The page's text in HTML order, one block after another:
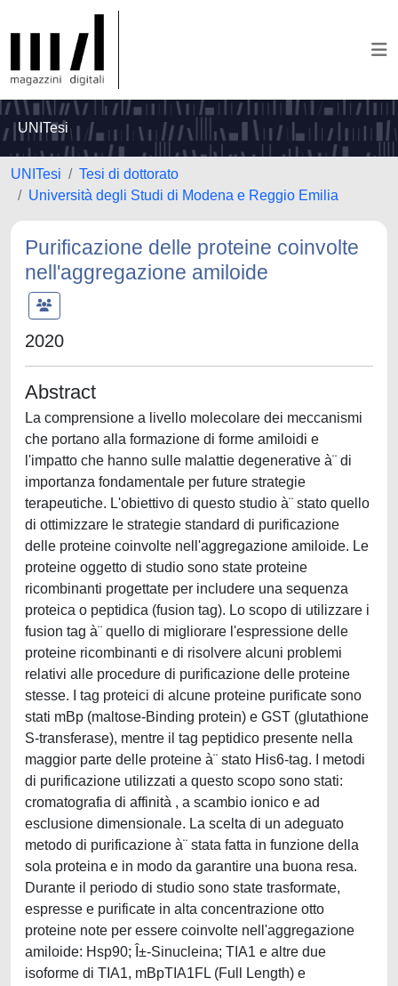
UNITesi
UNITesi
Tesi di dottorato
Università degli Studi di Modena e Reggio Emilia
Purificazione delle proteine coinvolte
nell'aggregazione amiloide
2020
Abstract
La comprensione a livello molecolare dei meccanismi
che portano alla formazione di forme amiloidi e
l'impatto che hanno sulle malattie degenerative à¨ di
importanza fondamentale per future strategie
terapeutiche. L'obiettivo di questo studio à¨ stato quello
di ottimizzare le strategie standard di purificazione
delle proteine coinvolte nell'aggregazione amiloide. Le
proteine oggetto di studio sono state proteine
ricombinanti progettate per includere una sequenza
proteica o peptidica (fusion tag). Lo scopo di utilizzare i
fusion tag à¨ quello di migliorare l'espressione delle
proteine ricombinanti e di risolvere alcuni problemi
relativi alle procedure di purificazione delle proteine
stesse. I tag proteici di alcune proteine purificate sono
stati mBp (maltose-Binding protein) e GST (glutathione
S-transferase), mentre il tag peptidico presente nella
maggior parte delle proteine à¨ stato His6-tag. I metodi
di purificazione utilizzati a questo scopo sono stati:
cromatografia di affinità , a scambio ionico e ad
esclusione dimensionale. La scelta di un adeguato
metodo di purificazione à¨ stata fatta in funzione della
sola proteina e in modo da garantire una buona resa.
Durante il periodo di studio sono state trasformate,
espresse e purificate in alta concentrazione otto
proteine note per essere coinvolte nell'aggregazione
amiloide: Hsp90; Î±-Sinucleina; TIA1 e altre due
isoforme di TIA1, mBpTIA1FL (Full Length) e